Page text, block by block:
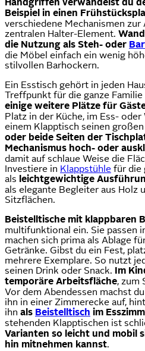
Handgriffen verwandelst du
Beispiel in einen
verschiedene Mechanismen
zentralen Halter-Element.
die Nutzung als Steh- oder
die Möbel einfach ein wenig
stilvollen Barhockern.
Ein Esstisch gehört in jeden
Treffpunkt für die ganze Familie
einige weitere Plätze für
Platz in der Küche, im Ess-
einem Klapptisch seinen
oder beide Seiten der
Mechanismus hoch- oder
damit auf schlaue Weise die
Investiere in Klappstühle für die
als leichtgewichtige
als elegante Begleiter aus Holz
Sitzflächen.
Beistelltische mit klappbaren
multifunktional ein. Sie passen
machen sich prima als Ablage
Getränke. Gibst du ein Fest,
mehrere Exemplare. So nutzt
seinen Drink oder Snack. Im
temporäre Arbeitsfläche, zum
Vor dem Abendessen machst
ihn in einer Zimmerecke auf,
ihn als Beistelltisch im
stehenden Klapptischen ist
Varianten so leicht und mobil
hin mitnehmen kannst.